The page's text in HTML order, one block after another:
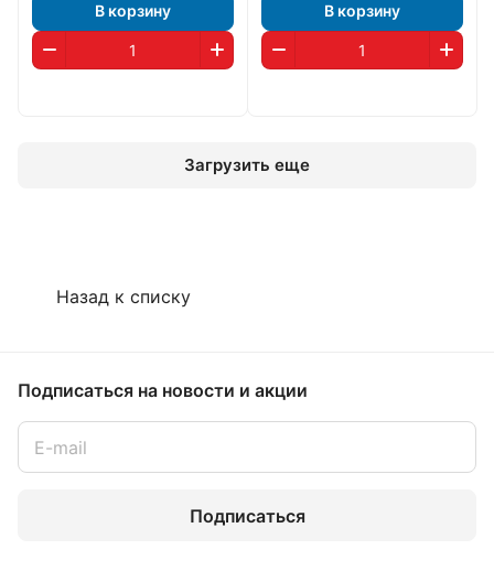
В корзину В корзину
Загрузить еще
Назад к списку
Подписаться на новости и акции
Подписаться